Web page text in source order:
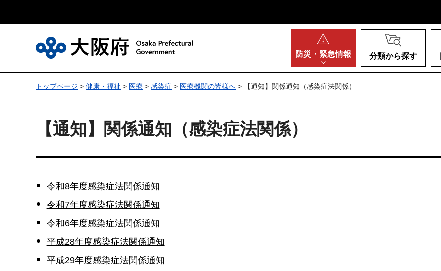
防災・ 緊急情報 分類から探す
トップページ > 健康・福祉 > 医療 > 感染症 > 医療機関の皆様へ > 【通知】関係通知（感染症法関係）
【通知】関係通知（感染症法関係）
令和8年度感染症法関係通知
令和7年度感染症法関係通知
令和6年度感染症法関係通知
平成28年度感染症法関係通知
平成29年度感染症法関係通知